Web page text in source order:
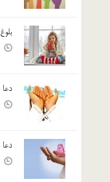
دعا
دعا